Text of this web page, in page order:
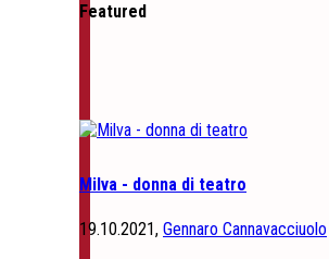
Featured
Milva - donna di teatro
19.10.2021, Gennaro Cannavacciuolo